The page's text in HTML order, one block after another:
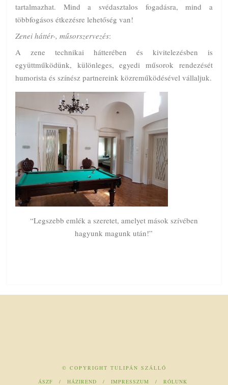
tartalmazhat. Mind a svédasztalos fogadásra, mind a
többfogásos étkezésre lehetőség van!
Zenei háttér-, műsorszervezés:
A zene technikai hátterében és kivitelezésben is
együttműködünk, különleges, egyedi műsorok rendezését
humorista és színész partnereink közreműködésével vállaljuk.
“Legszebb emlék a szeretet, amelyet mások szívében
hagyunk magunk után!”
© COPYRIGHT TULIPÁN SZÁLLÓ
ÁSZF
HÁZIREND IMPRESSZUM RÓLUNK